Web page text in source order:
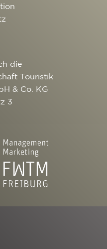
die
Touristik
& Co. KG
3